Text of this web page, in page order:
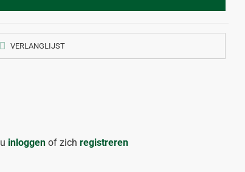
VERLANGLIJST
inloggen of zich registreren